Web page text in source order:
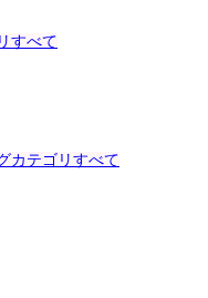
すべて
カテゴリすべて